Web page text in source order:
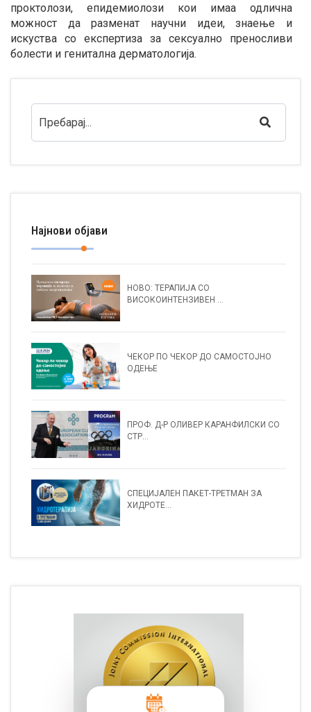
проктолози, епидемиолози кои имаа одлична
можност да разменат научни идеи, знаење и
искуства со експертиза за сексуално преносливи
болести и генитална дерматологија.
Најнови објави
НОВО: ТЕРАПИЈА СО
ВИСОКОИНТЕНЗИВЕН ...
ЧЕКОР ПО ЧЕКОР ДО САМОСТОЈНО
ОДЕЊЕ
ПРОФ. Д-Р ОЛИВЕР КАРАНФИЛСКИ СО
СТР...
СПЕЦИЈАЛЕН ПАКЕТ-ТРЕТМАН ЗА
ХИДРОТЕ...